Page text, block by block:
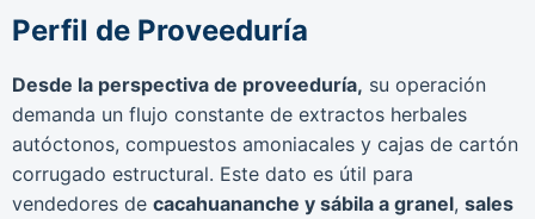
Perfil de Proveeduría
Desde la perspectiva de proveeduría, su operación
demanda un flujo constante de extractos herbales
autóctonos, compuestos amoniacales y cajas de cartón
corrugado estructural. Este dato es útil para
vendedores de cacahuananche y sábila a granel, sales